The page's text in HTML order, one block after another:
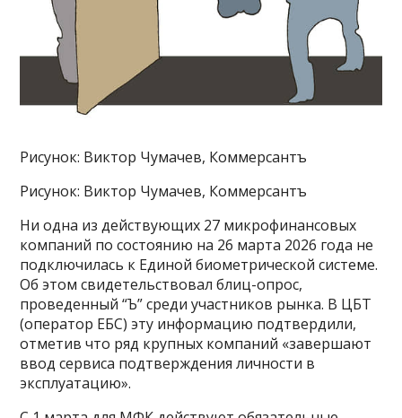
Рисунок: Виктор Чумачев, Коммерсантъ
Рисунок: Виктор Чумачев, Коммерсантъ
Ни одна из действующих 27 микрофинансовых
компаний по состоянию на 26 марта 2026 года не
подключилась к Единой биометрической системе.
Об этом свидетельствовал блиц-опрос,
проведенный “Ъ” среди участников рынка. В ЦБТ
(оператор ЕБС) эту информацию подтвердили,
отметив что ряд крупных компаний «завершают
ввод сервиса подтверждения личности в
эксплуатацию».